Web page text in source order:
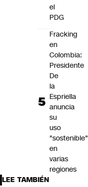
el
PDG
Fracking
en
Colombia:
Presidente
De
la
Espriella
anuncia
su
uso
"sostenible"
en
varias
regiones
LEE TAMBIÉN